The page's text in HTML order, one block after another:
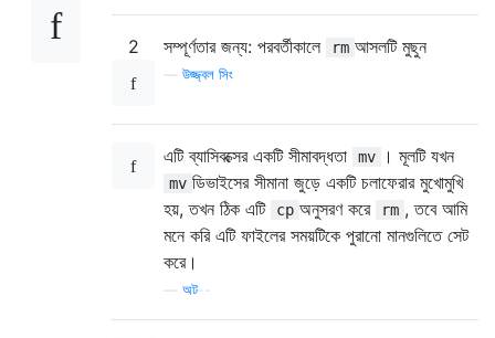
2 সম্পূর্ণতার জন্য: পরবর্তীকালে rm আসলটি মুছুন
উজ্জ্বল সিং
এটি ব্যাসিবক্সের একটি সীমাবদ্ধতা mv । মূলটি যখন
mv ডিভাইসের সীমানা জুড়ে একটি চলাফেরার মুখোমুখি
হয়, তখন ঠিক এটি
cp অনুসরণ করে rm , তবে আমি
মনে করি এটি ফাইলের সময়টিকে পুরানো মানগুলিতে সেট
করে।
অট--